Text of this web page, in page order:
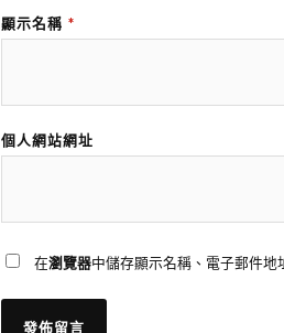
顯示名稱 *
個人網站網址
在瀏覽器中儲存顯示名稱、電子郵件地